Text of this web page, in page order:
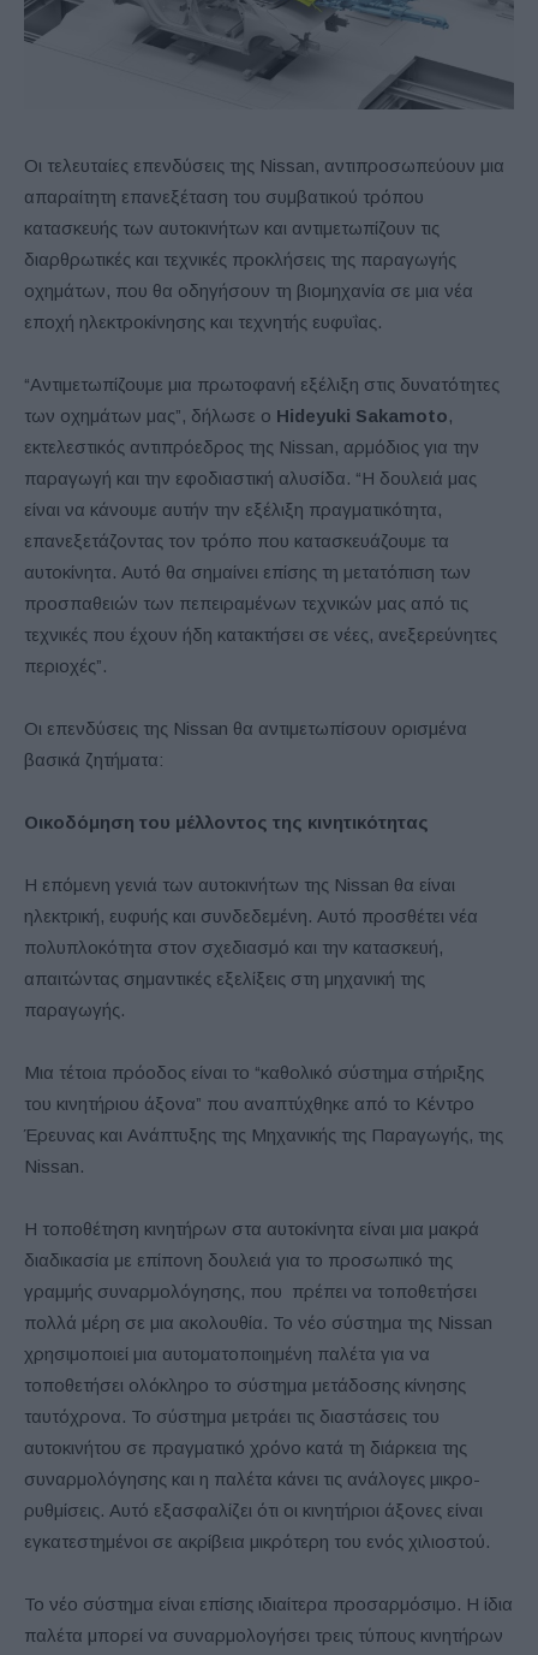
Οι τελευταίες επενδύσεις της Nissan, αντιπροσωπεύουν μια
απαραίτητη επανεξέταση του συμβατικού τρόπου
κατασκευής των αυτοκινήτων και αντιμετωπίζουν τις
διαρθρωτικές και τεχνικές προκλήσεις της παραγωγής
οχημάτων, που θα οδηγήσουν τη βιομηχανία σε μια νέα
εποχή ηλεκτροκίνησης και τεχνητής ευφυΐας.
“Αντιμετωπίζουμε μια πρωτοφανή εξέλιξη στις δυνατότητες
των οχημάτων μας”, δήλωσε ο Hideyuki Sakamoto,
εκτελεστικός αντιπρόεδρος της Nissan, αρμόδιος για την
παραγωγή και την εφοδιαστική αλυσίδα. “Η δουλειά μας
είναι να κάνουμε αυτήν την εξέλιξη πραγματικότητα,
επανεξετάζοντας τον τρόπο που κατασκευάζουμε τα
αυτοκίνητα. Αυτό θα σημαίνει επίσης τη μετατόπιση των
προσπαθειών των πεπειραμένων τεχνικών μας από τις
τεχνικές που έχουν ήδη κατακτήσει σε νέες, ανεξερεύνητες
περιοχές”.
Οι επενδύσεις της Nissan θα αντιμετωπίσουν ορισμένα
βασικά ζητήματα:
Οικοδόμηση του μέλλοντος της κινητικότητας
Η επόμενη γενιά των αυτοκινήτων της Nissan θα είναι
ηλεκτρική, ευφυής και συνδεδεμένη. Αυτό προσθέτει νέα
πολυπλοκότητα στον σχεδιασμό και την κατασκευή,
απαιτώντας σημαντικές εξελίξεις στη μηχανική της
παραγωγής.
Μια τέτοια πρόοδος είναι το “καθολικό σύστημα στήριξης
του κινητήριου άξονα” που αναπτύχθηκε από το Κέντρο
Έρευνας και Ανάπτυξης της Μηχανικής της Παραγωγής, της
Nissan.
Η τοποθέτηση κινητήρων στα αυτοκίνητα είναι μια μακρά
διαδικασία με επίπονη δουλειά για το προσωπικό της
γραμμής συναρμολόγησης, που πρέπει να τοποθετήσει
πολλά μέρη σε μια ακολουθία. Το νέο σύστημα της Nissan
χρησιμοποιεί μια αυτοματοποιημένη παλέτα για να
τοποθετήσει ολόκληρο το σύστημα μετάδοσης κίνησης
ταυτόχρονα. Το σύστημα μετράει τις διαστάσεις του
αυτοκινήτου σε πραγματικό χρόνο κατά τη διάρκεια της
συναρμολόγησης και η παλέτα κάνει τις ανάλογες μικρο-
ρυθμίσεις. Αυτό εξασφαλίζει ότι οι κινητήριοι άξονες είναι
εγκατεστημένοι σε ακρίβεια μικρότερη του ενός χιλιοστού.
Το νέο σύστημα είναι επίσης ιδιαίτερα προσαρμόσιμο. Η ίδια
παλέτα μπορεί να συναρμολογήσει τρεις τύπους κινητήρων